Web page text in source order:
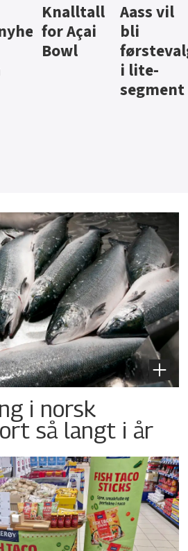
Brus og
jus fra
Berentsen
Hard
iste fra
Hansa
i norsk
så langt i år